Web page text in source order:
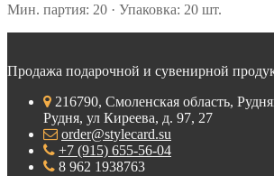
Мин. партия: 20 · Упаковка: 20 шт.
Продажа подарочной и сувенирной
216790, Смоленская область,
Рудня, ул Киреева, д. 97, 27
order@stylecard.su
+7 (915) 655-56-04
8 962 1938763